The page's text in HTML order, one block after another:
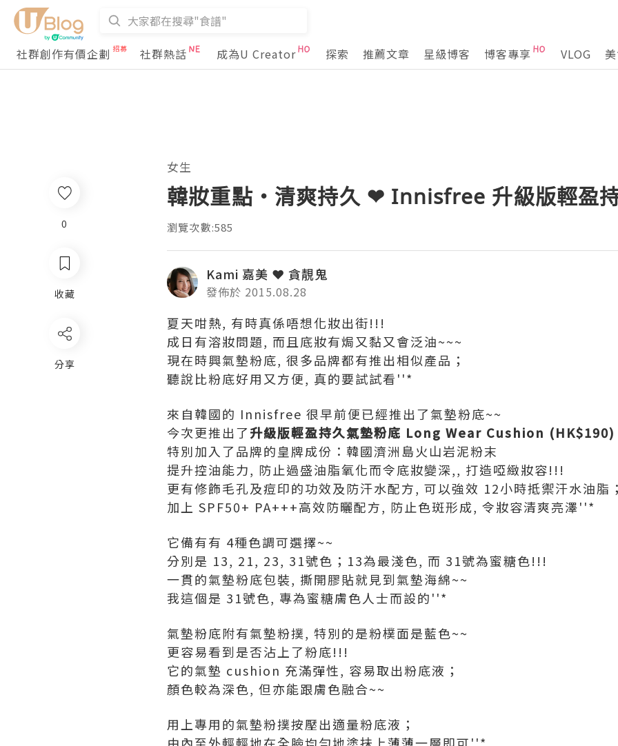
社群創作有價企劃 社群熱話 成為U Creator 探索 推薦文章 星級博客 博客專享 VLOG
女生
韓妝重點‧清爽持久 ❤ Innisfree 升級版輕盈
瀏覽次數:585
Kami 嘉美 ❤ 貪靚鬼
發佈於 2015.08.28
夏天咁熱, 有時真係唔想化妝出街!!!
成日有溶妝問題, 而且底妝有焗又黏又會泛油~~~
現在時興氣墊粉底, 很多品牌都有推出相似產品；
聽說比粉底好用又方便, 真的要試試看''*
來自韓國的 Innisfree 很早前便已經推出了氣墊粉底~~
今次更推出了升級版輕盈持久氣墊粉底 Long Wear Cushion (HK$190)
特別加入了品牌的皇牌成份：韓國濟洲島火山岩泥粉末
提升控油能力, 防止過盛油脂氧化而令底妝變深,, 打造啞緻妝容!!!
更有修飾毛孔及痘印的功效及防汗水配方, 可以強效 12小時抵禦汗水油脂
加上 SPF50+ PA+++高效防曬配方, 防止色斑形成, 令妝容清爽亮澤''*
它備有有 4種色調可選擇~~
分別是 13, 21, 23, 31號色；13為最淺色, 而 31號為蜜糖色!!!
一貫的氣墊粉底包裝, 撕開膠貼就見到氣墊海綿~~
我這個是 31號色, 專為蜜糖膚色人士而設的''*
氣墊粉底附有氣墊粉撲, 特別的是粉樸面是藍色~~
更容易看到是否沾上了粉底!!!
它的氣墊 cushion 充滿彈性, 容易取出粉底液；
顏色較為深色, 但亦能跟膚色融合~~
用上專用的氣墊粉撲按壓出適量粉底液；
0
收藏
分享